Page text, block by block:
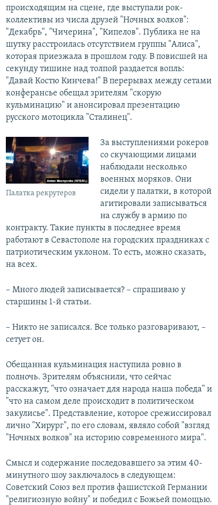
происходящим на сцене, где выступали рок-
коллективы из числа друзей "Ночных волков":
"Декабрь", "Чичерина", "Кипелов". Публика не на
шутку расстроилась отсутствием группы "Алиса",
которая приезжала в прошлом году. В повисшей на
секунду тишине над толпой раздается вопль:
"Давай Костю Кинчева!" В перерывах между сетами
конферансье обещал зрителям "скорую
кульминацию" и анонсировал презентацию
русского мотоцикла "Сталинец".
Палатка рекрутеров
За выступлениями рокеров
со скучающими лицами
наблюдали несколько
военных моряков. Они
сидели у палатки, в которой
агитировали записываться
на службу в армию по
контракту. Такие пункты в последнее время
работают в Севастополе на городских праздниках с
патриотическим уклоном. То есть, можно сказать,
на всех.
– Много людей записывается? – спрашиваю у
старшины 1-й статьи.
– Никто не записался. Все только разговаривают, –
сетует он.
Обещанная кульминация наступила ровно в
полночь. Зрителям объяснили, что сейчас
расскажут, "что означает для народа наша победа" и
"что на самом деле происходит в политическом
закулисье". Представление, которое срежиссировал
лично "Хирург", по его словам, являло собой "взгляд
"Ночных волков" на историю современного мира".
Смысл и содержание последовавшего за этим 40-
минутного шоу заключалось в следующем:
Советский Союз вел против фашистской Германии
"религиозную войну" и победил с Божьей помощью.